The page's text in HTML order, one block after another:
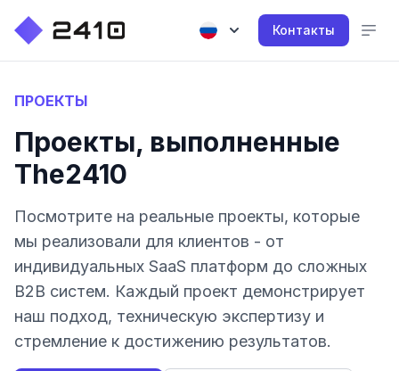
Контакты
ПРОЕКТЫ
Проекты, выполненные
The2410
Посмотрите на реальные проекты, которые
мы реализовали для клиентов - от
индивидуальных SaaS платформ до сложных
B2B систем. Каждый проект демонстрирует
наш подход, техническую экспертизу и
стремление к достижению результатов.